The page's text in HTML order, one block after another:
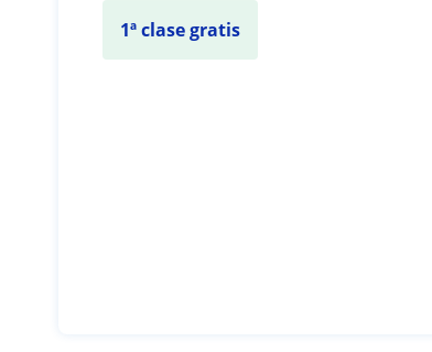
1ª clase gratis